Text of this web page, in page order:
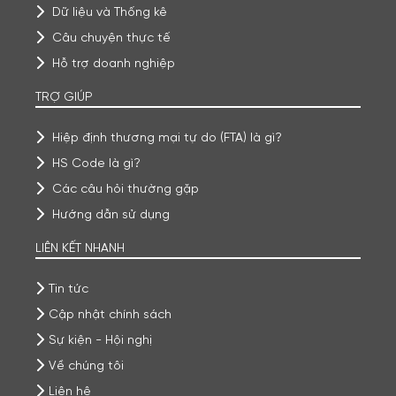
Dữ liệu và Thống kê
Câu chuyện thực tế
Hỗ trợ doanh nghiệp
TRỢ GIÚP
Hiệp định thương mại tự do (FTA) là gì?
HS Code là gì?
Các câu hỏi thường gặp
Hướng dẫn sử dụng
LIÊN KẾT NHANH
Tin tức
Cập nhật chính sách
Sự kiện - Hội nghị
Về chúng tôi
Liên hệ